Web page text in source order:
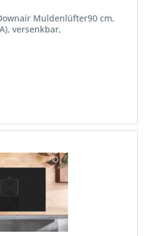
Muldenlüfter90 cm,
versenkbar,